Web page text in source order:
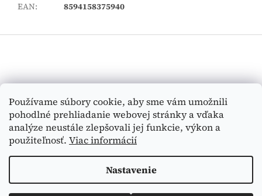
Používame súbory cookie, aby sme vám umožnili
pohodlné prehliadanie webovej stránky a vďaka
analýze neustále zlepšovali jej funkcie, výkon a
použiteľnosť. Viac informácií
Nastavenie
EAN: 8594158375940
ä
HĽADAŤ
Vytvoril Shoptet